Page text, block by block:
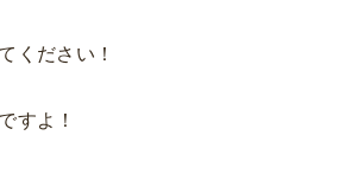
ください！
すよ！